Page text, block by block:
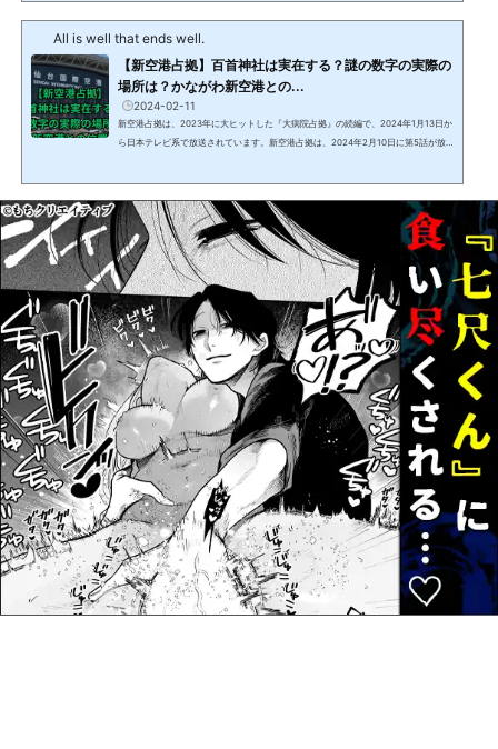
察！新空港占拠は、2024年2月17日に第6話が放送されましたが、山猫の正体につ
All is well that ends well.
【新空港占拠】百首神社は実在する？謎の数字の実際の
場所は？かながわ新空港との...
2024-02-11
新空港占拠は、2023年に大ヒットした『大病院占拠』の続編で、2024年1月13日か
ら日本テレビ系で放送されています。新空港占拠は、2024年2月10日に第5話が放
うな百首神社について、実際に存在するのか？また、ドラマの中での、かながわ新
空港との位置関係について解説します。 【新空港占拠】百首神社は実在する？新空
港占拠第5話で、10年前に起きた百首事件の現場として...